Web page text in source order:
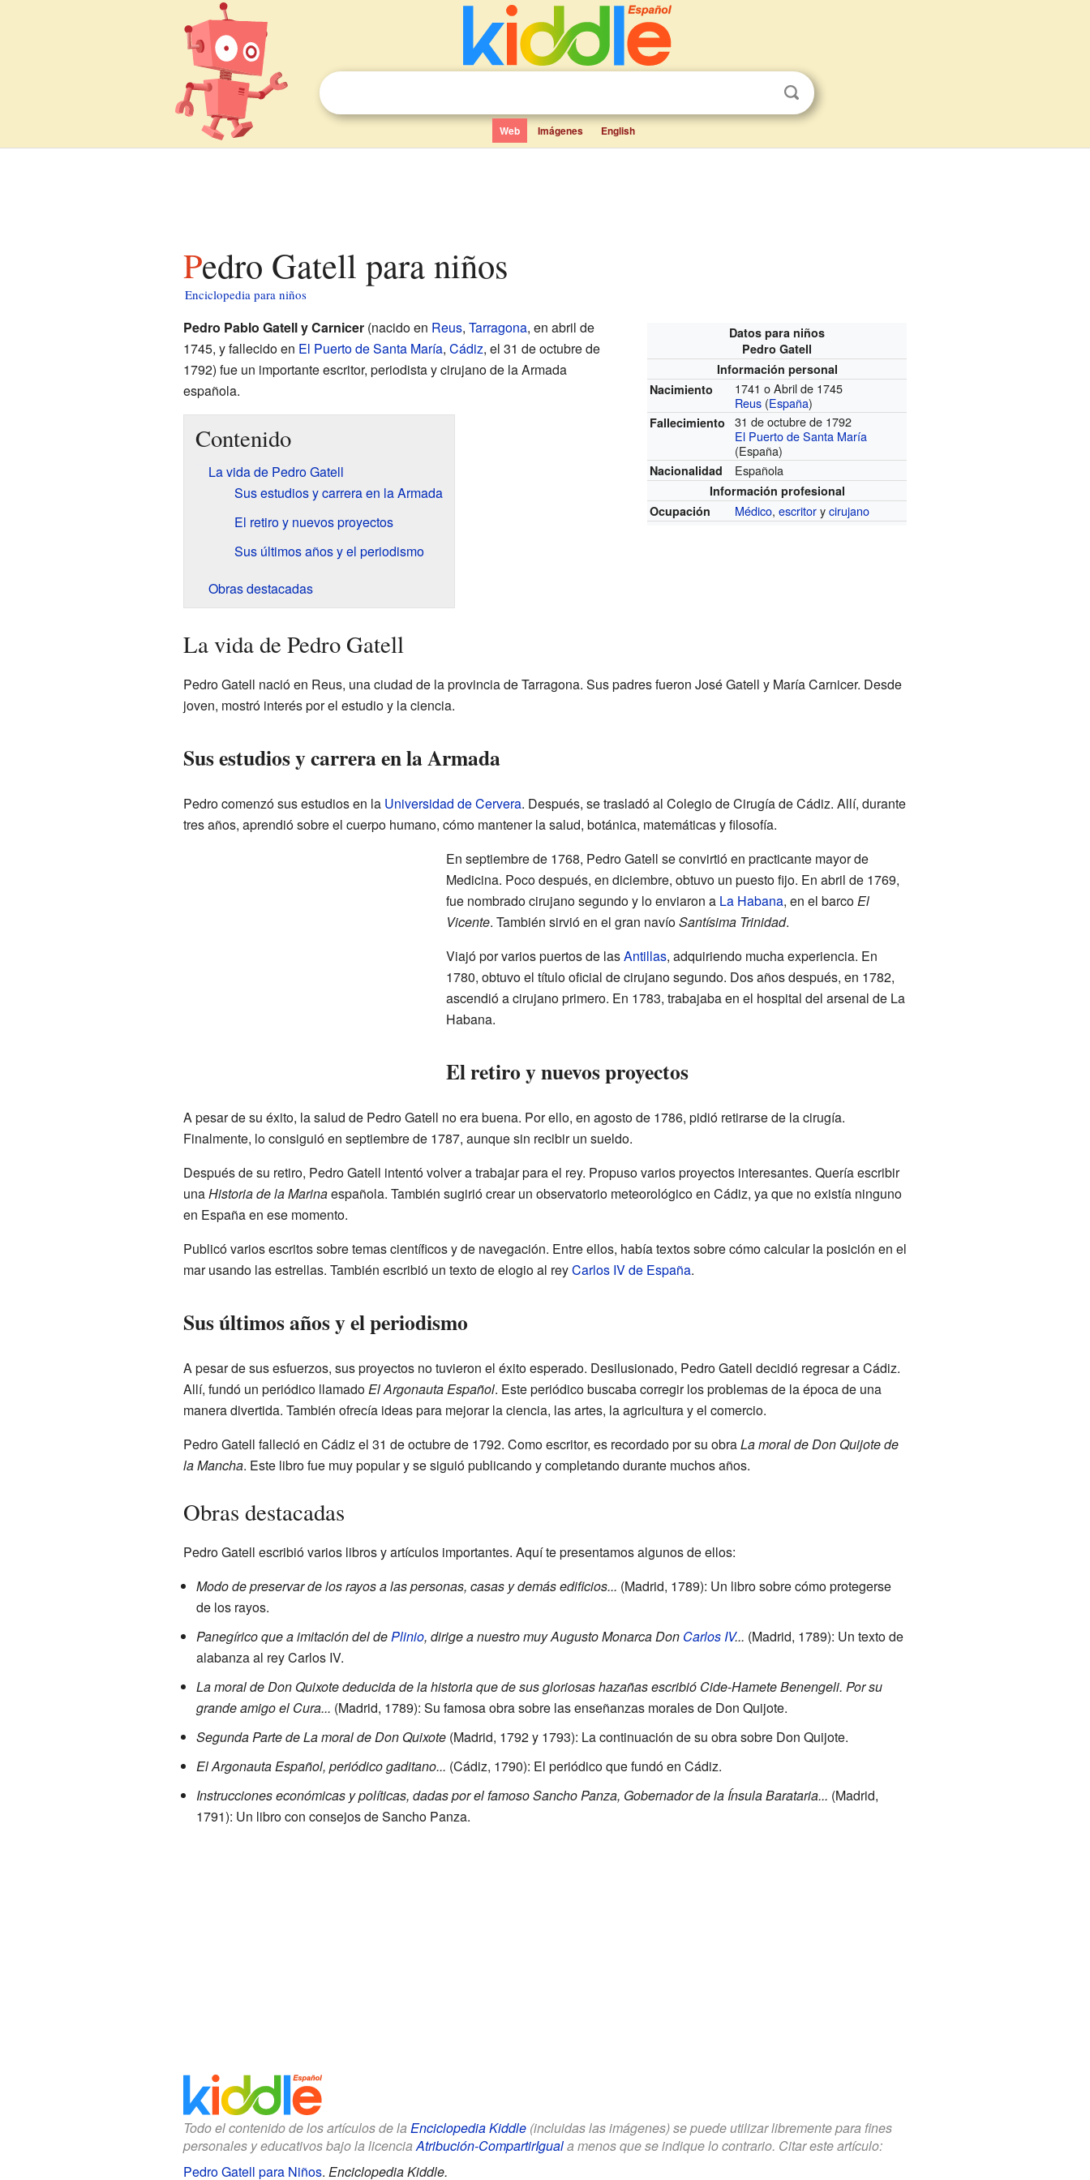
Web Imágenes English
Pedro Gatell para niños
Enciclopedia para niños
Datos para niños
Pedro Gatell
Información personal
Nacimiento
1741 o Abril de 1745
Reus (España)
Fallecimiento
31 de octubre de 1792
El Puerto de Santa María
(España)
Nacionalidad Española
Información profesional
Ocupación
Médico,escritorycirujano
Pedro Pablo Gatell y Carnicer(nacido en Reus, Tarragona, en abril de
1745, y fallecido en El Puerto de Santa María, Cádiz, el 31 de octubre de
1792) fue un importante escritor, periodista y cirujano de la Armada
española.
Contenido
La vida de Pedro Gatell
Sus estudios y carrera en la Armada
El retiro y nuevos proyectos
Sus últimos años y el periodismo
Obras destacadas
La vida de Pedro Gatell
Pedro Gatell nació en Reus, una ciudad de la provincia de Tarragona. Sus padres fueron José Gatell y María Carnicer. Desde
joven, mostró interés por el estudio y la ciencia.
Sus estudios y carrera en la Armada
Pedro comenzó sus estudios en la Universidad de Cervera. Después, se trasladó al Colegio de Cirugía de Cádiz. Allí, durante
tres años, aprendió sobre el cuerpo humano, cómo mantener la salud, botánica, matemáticas y filosofía.
En septiembre de 1768, Pedro Gatell se convirtió en practicante mayor de
Medicina. Poco después, en diciembre, obtuvo un puesto fijo. En abril de 1769,
fue nombrado cirujano segundo y lo enviaron a La Habana, en el barcoEl
Vicente. También sirvió en el gran navíoSantísima Trinidad.
Viajó por varios puertos de lasAntillas, adquiriendo mucha experiencia. En
1780, obtuvo el título oficial de cirujano segundo. Dos años después, en 1782,
ascendió a cirujano primero. En 1783, trabajaba en el hospital del arsenal de La
Habana.
El retiro y nuevos proyectos
A pesar de su éxito, la salud de Pedro Gatell no era buena. Por ello, en agosto de 1786, pidió retirarse de la cirugía.
Finalmente, lo consiguió en septiembre de 1787, aunque sin recibir un sueldo.
Después de su retiro, Pedro Gatell intentó volver a trabajar para el rey. Propuso varios proyectos interesantes. Quería escribir
unaHistoria de la Marinaespañola. También sugirió crear un observatorio meteorológico en Cádiz, ya que no existía ninguno
en España en ese momento.
Publicó varios escritos sobre temas científicos y de navegación. Entre ellos, había textos sobre cómo calcular la posición en el
mar usando las estrellas. También escribió un texto de elogio al reyCarlos IV de España.
Sus últimos años y el periodismo
A pesar de sus esfuerzos, sus proyectos no tuvieron el éxito esperado. Desilusionado, Pedro Gatell decidió regresar a Cádiz.
Allí, fundó un periódico llamadoEl Argonauta Español. Este periódico buscaba corregir los problemas de la época de una
manera divertida. También ofrecía ideas para mejorar la ciencia, las artes, la agricultura y el comercio.
Pedro Gatell falleció en Cádiz el 31 de octubre de 1792. Como escritor, es recordado por su obraLa moral de Don Quijote de
la Mancha. Este libro fue muy popular y se siguió publicando y completando durante muchos años.
Obras destacadas
Pedro Gatell escribió varios libros y artículos importantes. Aquí te presentamos algunos de ellos:
Modo de preservar de los rayos a las personas, casas y demás edificios... (Madrid, 1789): Un libro sobre cómo protegerse
de los rayos.
Panegírico que a imitación del dePlinio, dirige a nuestro muy Augusto Monarca Don Carlos IV... (Madrid, 1789): Un texto de
alabanza al rey Carlos IV.
La moral de Don Quixote deducida de la historia que de sus gloriosas hazañas escribió Cide-Hamete Benengeli. Por su
grande amigo el Cura... (Madrid, 1789): Su famosa obra sobre las enseñanzas morales de Don Quijote.
Segunda Parte de La moral de Don Quixote(Madrid, 1792 y 1793): La continuación de su obra sobre Don Quijote.
El Argonauta Español, periódico gaditano... (Cádiz, 1790): El periódico que fundó en Cádiz.
Instrucciones económicas y políticas, dadas por el famoso Sancho Panza, Gobernador de la Ínsula Barataria... (Madrid,
1791): Un libro con consejos de Sancho Panza.
Todo el contenido de los artículos de la Enciclopedia Kiddle(incluidas las imágenes) se puede utilizar libremente para fines
personales y educativos bajo la licenciaAtribución-CompartirIguala menos que se indique lo contrario. Citar este artículo:
Pedro Gatell para Niños. Enciclopedia Kiddle.